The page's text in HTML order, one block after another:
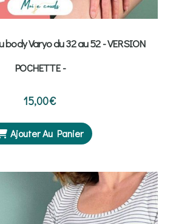
Varyo du 32 au 52 - VERSION
POCHETTE -
15,00€
Ajouter Au Panier